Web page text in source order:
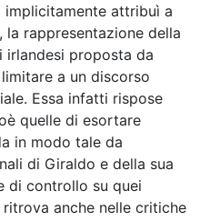
attribuì a
la rappresentazione della
irlandesi proposta da
a un discorso
Essa infatti rispose
quelle di esortare
in modo tale da
di Giraldo e della sua
di controllo su quei
anche nelle critiche